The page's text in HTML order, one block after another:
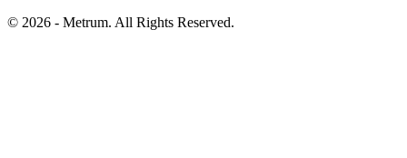
© 2026 - Metrum. All Rights Reserved.